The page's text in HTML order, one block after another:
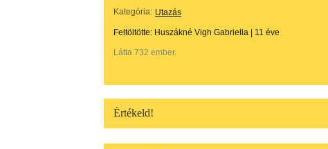
Kategória: Utazás
Feltöltötte: Huszákné Vigh Gabriella 11 éve
Látta 732 ember.
Értékeld!